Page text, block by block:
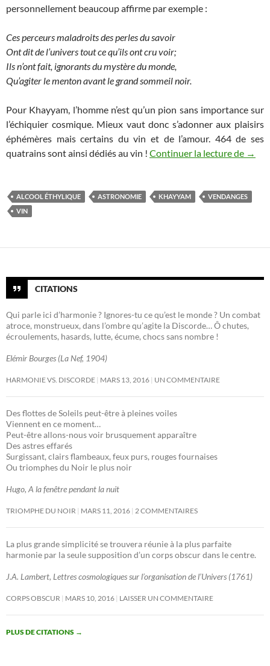
personnellement beaucoup affirme par exemple :
Ces perceurs maladroits des perles du savoir
Ont dit de l’univers tout ce qu’ils ont cru voir;
Ils n’ont fait, ignorants du mystère du monde,
Qu’agiter le menton avant le grand sommeil noir.
Pour Khayyam, l’homme n’est qu’un pion sans importance sur
l’échiquier cosmique. Mieux vaut donc s’adonner aux plaisirs
éphémères mais certains du vin et de l’amour. 464 de ses
quatrains sont ainsi dédiés au vin ! Continuer la lecture de →
ALCOOL ÉTHYLIQUE ASTRONOMIE KHAYYAM
VENDANGES
VIN
CITATIONS
Qui parle ici d’harmonie ? Ignores-tu ce qu’est le monde ? Un combat
atroce, monstrueux, dans l’ombre qu’agite la Discorde… Ô chutes,
écroulements, hasards, lutte, écume, chocs sans nombre !
Elémir Bourges (La Nef, 1904)
HARMONIE VS. DISCORDE MARS 13, 2016 UN COMMENTAIRE
Des flottes de Soleils peut-être à pleines voiles
Viennent en ce moment…
Peut-être allons-nous voir brusquement apparaître
Des astres effarés
Surgissant, clairs flambeaux, feux purs, rouges fournaises
Ou triomphes du Noir le plus noir
Hugo, A la fenêtre pendant la nuit
TRIOMPHE DU NOIR MARS 11, 2016 2 COMMENTAIRES
La plus grande simplicité se trouvera réunie à la plus parfaite
harmonie par la seule supposition d’un corps obscur dans le centre.
J.A. Lambert, Lettres cosmologiques sur l’organisation de l’Univers (1761)
CORPS OBSCUR MARS 10, 2016 LAISSER UN COMMENTAIRE
PLUS DE CITATIONS →